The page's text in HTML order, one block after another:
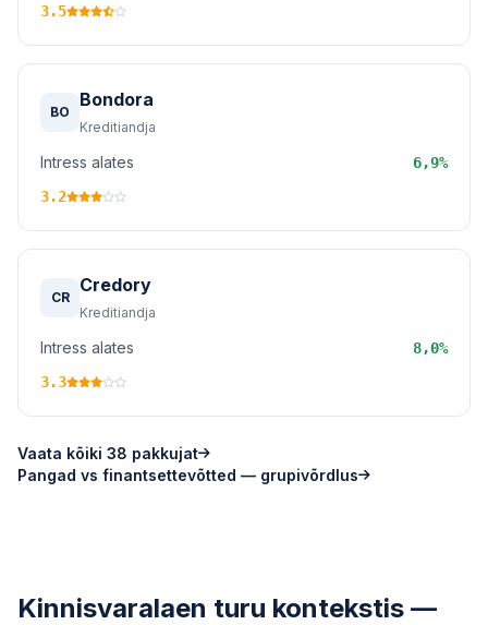
3.5
BO
Bondora
Kreditiandja
Intress alates
6,9%
3.2
CR
Credory
Kreditiandja
Intress alates
8,0%
3.3
Vaata kõiki 38 pakkujat
Pangad vs finantsettevõtted — grupivõrdlus
Kinnisvaralaen turu kontekstis —